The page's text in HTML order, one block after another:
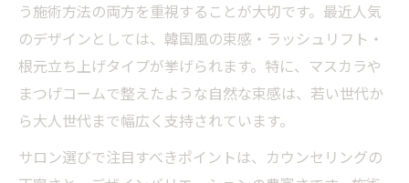
持ちとデザイン性が両立する堺市のまつげパー
マ事情
まつげパーマの持ちとデザイン性を堺市で
比較
堺市で人気のまつげパーマは長持ちが魅力
デザイン性重視のまつげパーマを堺市で体
う施術方法の両方を重視することが大切です。最近人気
のデザインとしては、韓国風の束感・ラッシュリフト・
根元立ち上げタイプが挙げられます。特に、マスカラや
まつげコームで整えたような自然な束感は、若い世代か
ら大人世代まで幅広く支持されています。
サロン選びで注目すべきポイントは、カウンセリングの